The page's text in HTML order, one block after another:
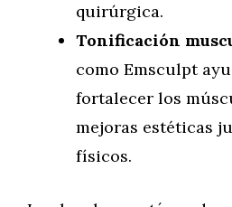
quirúrgica.
Tonificación
como Emsculpt
fortalecer los
mejoras estéticas
físicos.